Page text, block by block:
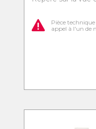
Pièce
appel à l'un de